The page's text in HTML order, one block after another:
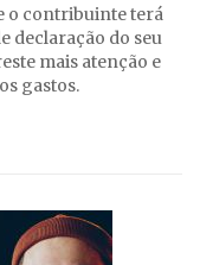
o contribuinte terá
declaração do seu
mais atenção e
gastos.